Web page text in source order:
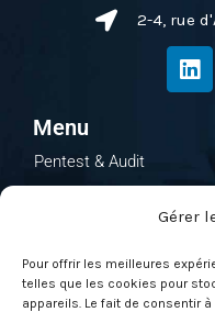
Gérer
Pour offrir les meilleures
telles que les cookies pour
appareils. Le fait de consentir
2-4, rue
L
i
n
i
n
Menu
Pentest & Audit
Nos évènements
Qui sommes-nous ?